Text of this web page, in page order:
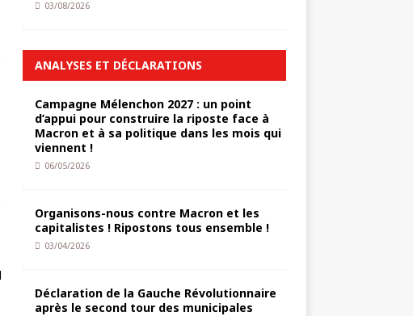
03/08/2026
ANALYSES ET DÉCLARATIONS
Campagne Mélenchon 2027 : un point
d’appui pour construire la riposte face à
Macron et à sa politique dans les mois qui
viennent !
06/05/2026
Organisons-nous contre Macron et les
capitalistes ! Ripostons tous ensemble !
03/04/2026
Déclaration de la Gauche Révolutionnaire
après le second tour des municipales